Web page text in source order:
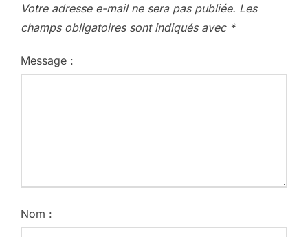
Votre adresse e-mail ne sera pas publiée. Les
champs obligatoires sont indiqués avec *
Message :
Nom :